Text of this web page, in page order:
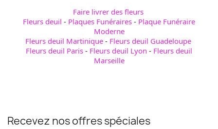
Faire livrer des fleurs
Fleurs deuil - Plaques Funéraires - Plaque Funéraire
Moderne
Fleurs deuil Martinique- Fleurs deuil Guadeloupe
Fleurs deuil Paris - Fleurs deuil Lyon - Fleurs deuil
Marseille
Recevez nos offres spéciales